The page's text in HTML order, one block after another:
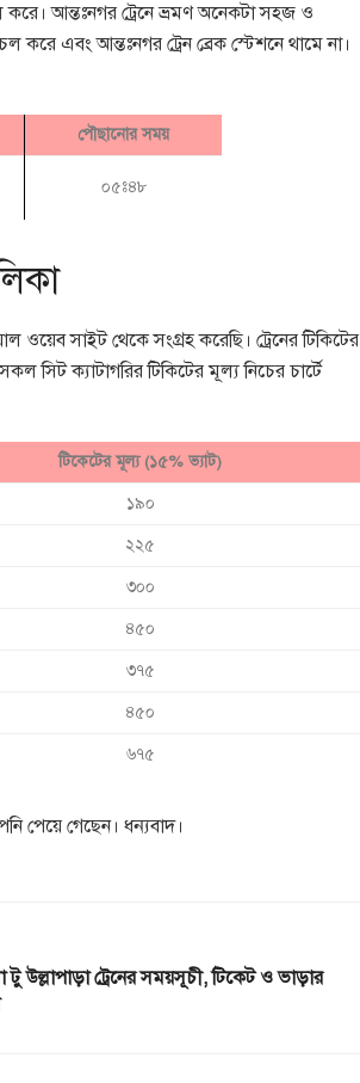
করে। আন্তঃনগর ট্রেনে ভ্রমণ অনেকটা সহজ ও
এবং আন্তঃনগর ট্রেন ব্রেক স্টেশনে থামে না।
পৌছানোর সময়
০৫ঃ৪৮
ওয়েব সাইট থেকে সংগ্রহ করেছি। ট্রেনের টিকিটের
সিট ক্যাটাগরির টিকিটের মূল্য নিচের চার্টে
টিকেটের মূল্য (১৫% ভ্যাট)
১৯০
২২৫
৩০০
৪৫০
৩৭৫
৪৫০
৬৭৫
পেয়ে গেছেন। ধন্যবাদ।
টু উল্লাপাড়া ট্রেনের সময়সূচী, টিকেট ও ভাড়ার